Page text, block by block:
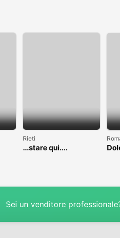
Rieti
...stare qui....
Sei un venditore